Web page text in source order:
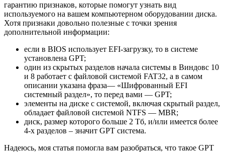
гарантию признаков, которые помогут узнать вид
используемого на вашем компьютерном оборудовании диска.
Хотя признаки довольно полезные с точки зрения
дополнительной информации:
если в BIOS использует EFI-загрузку, то в системе
установлена GPT;
один из скрытых разделов начала системы в Виндовс 10
и 8 работает с файловой системой FAT32, а в самом
описании указана фраза— «Шифрованный EFI
системный раздел», то перед вами — GPT;
элементы на диске с системой, включая скрытый раздел,
обладает файловой системой NTFS — MBR;
диск, размер которого больше 2 Тб, и/или имеется более
4-х разделов – значит GPT система.
Надеюсь, моя статья помогла вам разобраться, что такое GPT